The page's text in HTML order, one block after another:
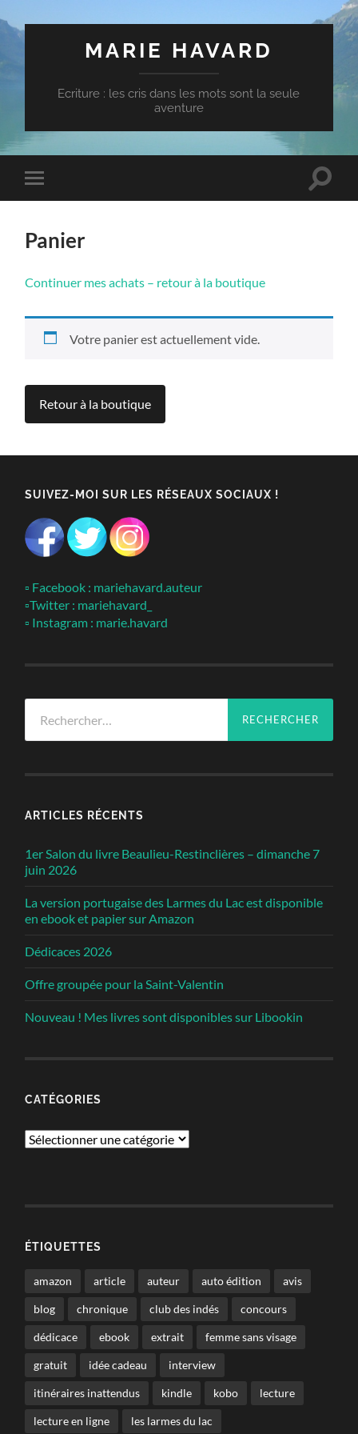
MARIE HAVARD
Ecriture : les cris dans les mots sont la seule
aventure
Toggle
mobile
Toggle
Panier
Continuer mes achats – retour à la boutique
Votre panier est actuellement vide.
Retour à la boutique
SUIVEZ-MOI SUR LES RÉSEAUX SOCIAUX !
▫ Facebook : mariehavard.auteur
▫Twitter : mariehavard_
▫ Instagram : marie.havard
ARTICLES RÉCENTS
1er Salon du livre Beaulieu-Restinclières – dimanche 7
juin 2026
La version portugaise des Larmes du Lac est disponible
en ebook et papier sur Amazon
Dédicaces 2026
Offre groupée pour la Saint-Valentin
Nouveau ! Mes livres sont disponibles sur Libookin
CATÉGORIES
Catégories
ÉTIQUETTES
amazon article auteur auto édition avis
blog chronique club des indés concours
dédicace ebook extrait femme sans visage
gratuit idée cadeau interview
itinéraires inattendus kindle kobo lecture
lecture en ligne les larmes du lac